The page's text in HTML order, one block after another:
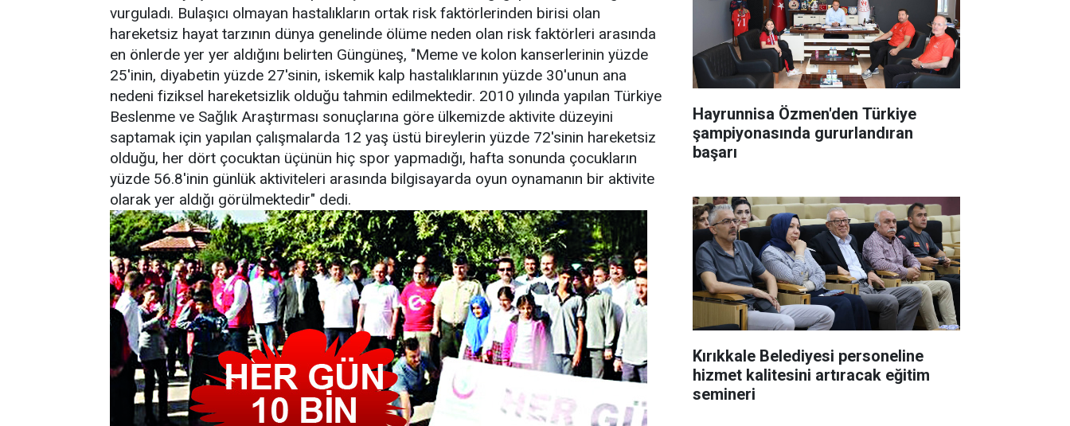
vurguladı. Bulaşıcı olmayan hastalıkların ortak risk faktörlerinden birisi olan
hareketsiz hayat tarzının dünya genelinde ölüme neden olan risk faktörleri arasında
en önlerde yer yer aldığını belirten Güngüneş, "Meme ve kolon kanserlerinin yüzde
25'inin, diyabetin yüzde 27'sinin, iskemik kalp hastalıklarının yüzde 30'unun ana
nedeni fiziksel hareketsizlik olduğu tahmin edilmektedir. 2010 yılında yapılan Türkiye
Beslenme ve Sağlık Araştırması sonuçlarına göre ülkemizde aktivite düzeyini
saptamak için yapılan çalışmalarda 12 yaş üstü bireylerin yüzde 72'sinin hareketsiz
olduğu, her dört çocuktan üçünün hiç spor yapmadığı, hafta sonunda çocukların
yüzde 56.8'inin günlük aktiviteleri arasında bilgisayarda oyun oynamanın bir aktivite
olarak yer aldığı görülmektedir" dedi.
Hayrunnisa Özmen'den Türkiye
şampiyonasında gururlandıran
başarı
Kırıkkale Belediyesi personeline
hizmet kalitesini artıracak eğitim
semineri